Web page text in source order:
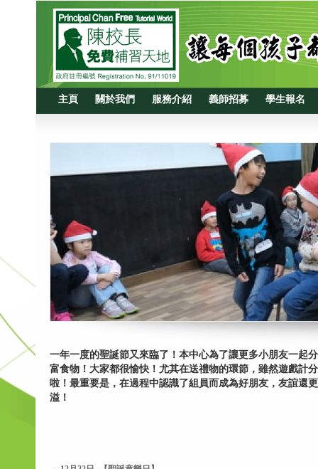
主頁 關於我們 服務介紹 義師招募 學生報名
一年一度的聖誕節又來臨了！本中心為了讓更多小朋友一起
富食物！大家都很愉快！尤其在送禮物的環節，雖然遊戲計
啦！最重要是，在過程中認識了組員而成為好朋友，友誼還
溢！